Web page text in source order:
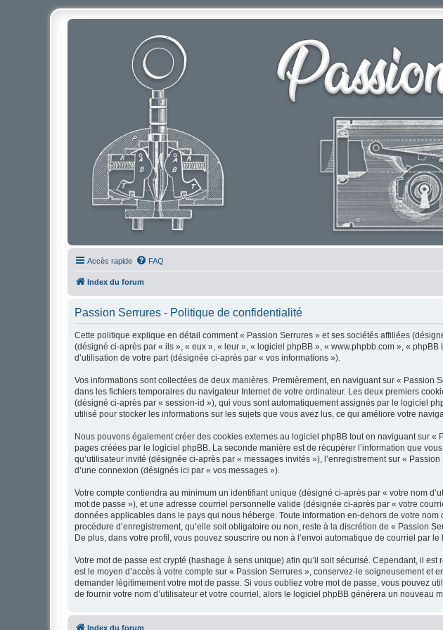
Accès rapide FAQ
Index du forum
Passion Serrures - Politique de confidentialité
Cette politique explique en détail comment « Passion Serrures » et ses sociétés affiliées
(désigné ci-après par « ils », « eux », « leur », « logiciel phpBB », « www.phpbb.com », «
d’utilisation de votre part (désignée ci-après par « vos informations »).
Vos informations sont collectées de deux manières. Premièrement, en naviguant sur «
dans les fichiers temporaires du navigateur Internet de votre ordinateur. Les deux premiers
(désigné ci-après par « session-id »), qui vous sont automatiquement assignés par le logiciel
utilisé pour stocker les informations sur les sujets que vous avez lus, ce qui améliore votre
Nous pouvons également créer des cookies externes au logiciel phpBB tout en naviguant sur
pages créées par le logiciel phpBB. La seconde manière est de récupérer l’information que
qu’utilisateur invité (désignée ci-après par « messages invités »), l’enregistrement sur «
d’une connexion (désignés ici par « vos messages »).
Votre compte contiendra au minimum un identifiant unique (désigné ci-après par « votre nom
mot de passe »), et une adresse courriel personnelle valide (désignée ci-après par « votre
données applicables dans le pays qui nous héberge. Toute information en-dehors de votre
procédure d’enregistrement, qu’elle soit obligatoire ou non, reste à la discrétion de « Passion
De plus, dans votre profil, vous pouvez souscrire ou non à l’envoi automatique de courriel par
Votre mot de passe est crypté (hashage à sens unique) afin qu’il soit sécurisé. Cependant, il
est le moyen d’accès à votre compte sur « Passion Serrures », conservez-le soigneusement
demander légitimement votre mot de passe. Si vous oubliez votre mot de passe, vous pouvez
de fournir votre nom d’utilisateur et votre courriel, alors le logiciel phpBB générera un nouveau
Index du forum